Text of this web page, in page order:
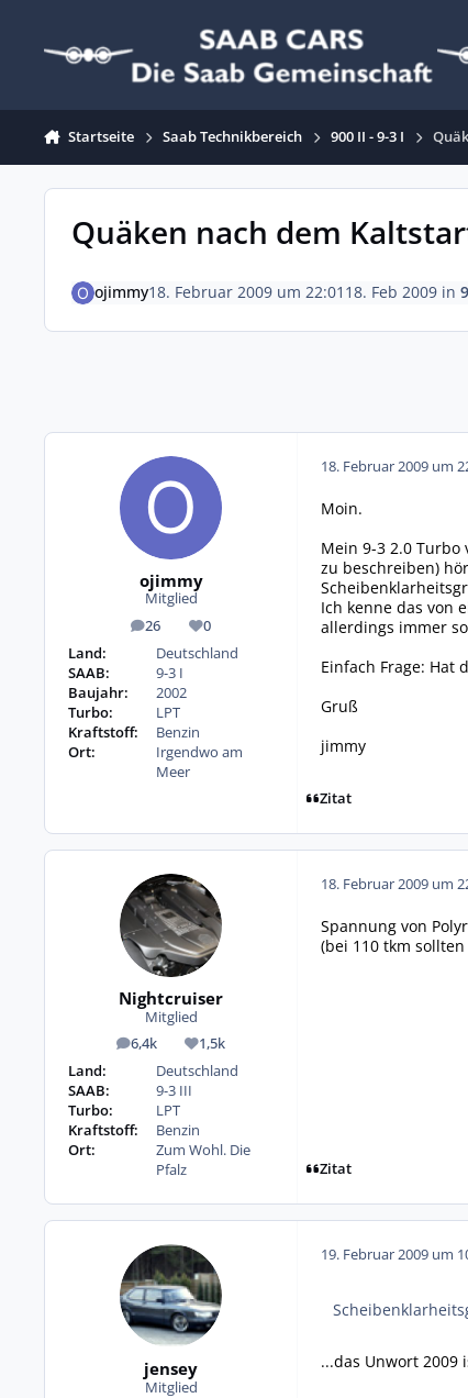
Startseite Saab Technikbereich 900 II - 9-3 I
Quäken nach dem
ojimmy18. Februar 2009 um 22:01 18. Feb 2009in
ojimmy
Mitglied
26
Beiträge 0
Reputation
Land:
Deutschland
SAAB:
9-3 I
Baujahr:
2002
Turbo:
LPT
Kraftstoff:
Benzin
Ort:
Irgendwo am
Meer
18. Februar 2009 um
Moin.
Mein 9-3 2.0
zu beschreiben)
Ich kenne das von
allerdings immer
Einfach Frage: Hat
Gruß
jimmy
Zitat
Nightcruiser
Mitglied
6,4k
Beiträge 1,5k
Reputation
Land:
Deutschland
SAAB:
9-3 III
Turbo:
LPT
Kraftstoff:
Benzin
Ort:
Zum Wohl. Die
Pfalz
18. Februar 2009 um
Spannung von
(bei 110 tkm
Zitat
jensey
Mitglied
19. Februar 2009 um
...das Unwort 2009